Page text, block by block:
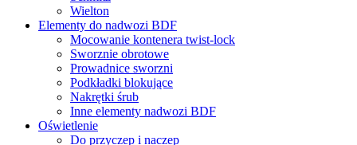
Wielton
Elementy do nadwozi BDF
Mocowanie kontenera twist-lock
Sworznie obrotowe
Prowadnice sworzni
Podkładki blokujące
Nakrętki śrub
Inne elementy nadwozi BDF
Oświetlenie
Do przyczep i naczep